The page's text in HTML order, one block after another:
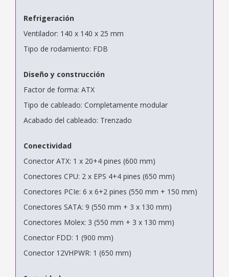
Refrigeración
Ventilador: 140 x 140 x 25 mm
Tipo de rodamiento: FDB
Diseño y construcción
Factor de forma: ATX
Tipo de cableado: Completamente modular
Acabado del cableado: Trenzado
Conectividad
Conector ATX: 1 x 20+4 pines (600 mm)
Conectores CPU: 2 x EPS 4+4 pines (650 mm)
Conectores PCIe: 6 x 6+2 pines (550 mm + 150 mm)
Conectores SATA: 9 (550 mm + 3 x 130 mm)
Conectores Molex: 3 (550 mm + 3 x 130 mm)
Conector FDD: 1 (900 mm)
Conector 12VHPWR: 1 (650 mm)